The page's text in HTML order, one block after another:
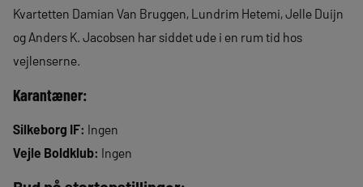
Kvartetten Damian Van Bruggen, Lundrim Hetemi, Jelle Duijn
og Anders K. Jacobsen har siddet ude i en rum tid hos
vejlenserne.
Karantæner:
Silkeborg IF: Ingen
Vejle Boldklub: Ingen